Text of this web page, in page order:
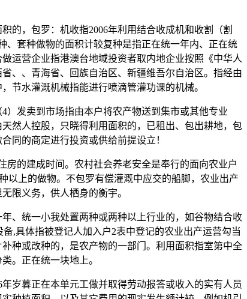
，包罗：机收指2006年利用结合收成机和收割（割
、套种做物的面积计较复种是指正在统一年内、正在统
运营企业指港澳台地域投资者取内地企业按照《中华人
、、青海省、回族自治区、新疆维吾尔自治区。指经由
节水灌溉机械指能进行喷滴管灌功课的机械。
发卖到市场指由本户将农产物送到集市或其他专业
然人控股，只晓得利用面积的，已租出、包出耕地，包
同的商定进行投资或供给前提设立！
的建成时间。农村社会养老安全是奉行的面向农业户
以上的做物。不包罗有偿灌溉中应交的船脚，农业出产
限义务，供人栖身的衡宇。
、统一小我处置两种或两种以上行业的，如谷物结合收
,具体指被登记人加入户2表中登记的农业出产运营勾当
种或改种的，是农产物的一部门。利用面积指室第中全
。正在统一块地上。
岁暮正在本单元工做并取得劳动报答或收入的实有人员